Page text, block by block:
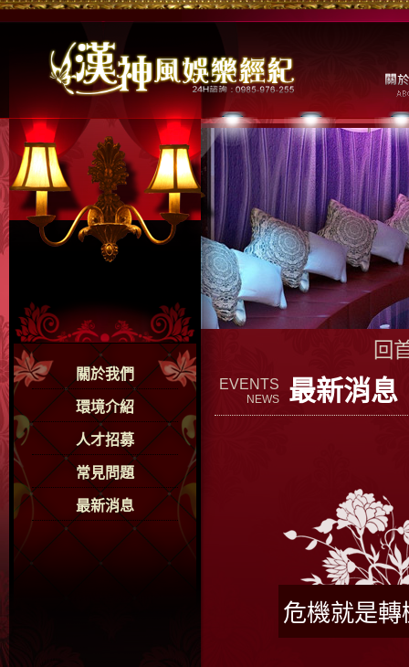
關於我們
環境介紹
人才招募
常見問題
最新消息
回
EVENTS
NEWS 最新消息
危機就是